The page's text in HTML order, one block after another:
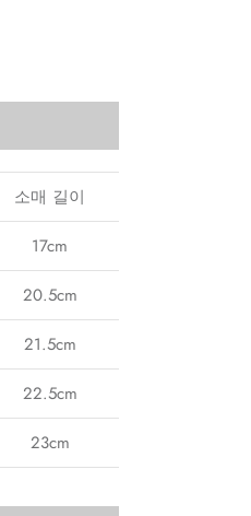
소매 길이
17cm
20.5cm
21.5cm
22.5cm
23cm